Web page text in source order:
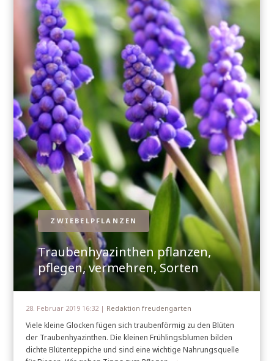
ZWIEBELPFLANZEN
Traubenhyazinthen pflanzen,
pflegen, vermehren, Sorten
28. Februar 2019 16:32 | Redaktion freudengarten
Viele kleine Glocken fügen sich traubenförmig zu den Blüten
der Traubenhyazinthen. Die kleinen Frühlingsblumen bilden
dichte Blütenteppiche und sind eine wichtige Nahrungsquelle